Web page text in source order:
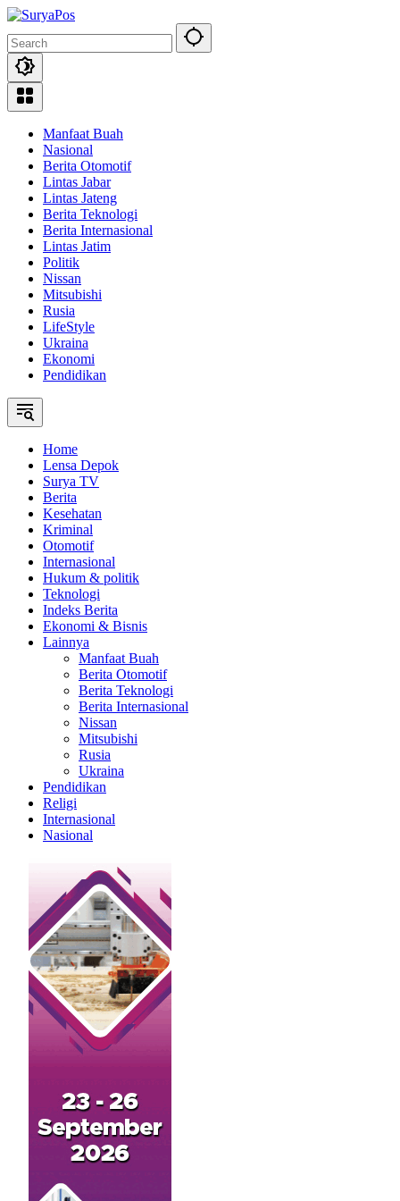
Skip
content
Manfaat Buah
Nasional
Berita Otomotif
Lintas Jabar
Lintas Jateng
Berita Teknologi
Berita Internasional
Lintas Jatim
Politik
Nissan
Mitsubishi
Rusia
LifeStyle
Ukraina
Ekonomi
Pendidikan
Home
Lensa Depok
Surya TV
Berita
Kesehatan
Kriminal
Otomotif
Internasional
Hukum & politik
Teknologi
Indeks Berita
Ekonomi & Bisnis
Lainnya
Manfaat Buah
Berita Otomotif
Berita Teknologi
Berita Internasional
Nissan
Mitsubishi
Rusia
Ukraina
Pendidikan
Religi
Internasional
Nasional